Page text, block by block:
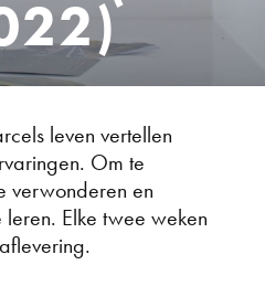
leven vertellen
Om te
verwonderen en
leren. Elke twee weken